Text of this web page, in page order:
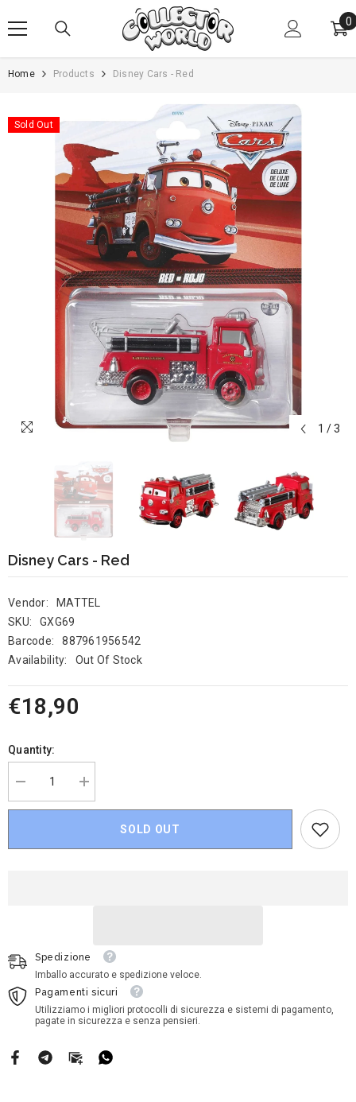
0
0
Home Products Disney Cars - Red
Sold Out
1 / 3
Disney Cars - Red
Vendor:
MATTEL
SKU:
GXG69
Barcode:
887961956542
Availability:
Out Of Stock
€18,90
Quantity:
Decrease
quantity
for
-
Increase
quantity
for
-
SOLD OUT
Spedizione
Imballo accurato e spedizione veloce.
Pagamenti sicuri
Utilizziamo i migliori protocolli di sicurezza e sistemi di pagamento,
pagate in sicurezza e senza pensieri.